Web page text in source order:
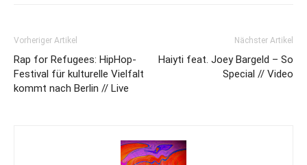
Vorheriger Artikel
Rap for Refugees: HipHop-
Festival für kulturelle Vielfalt
kommt nach Berlin // Live
Nächster Artikel
Haiyti feat. Joey Bargeld – So
Special // Video